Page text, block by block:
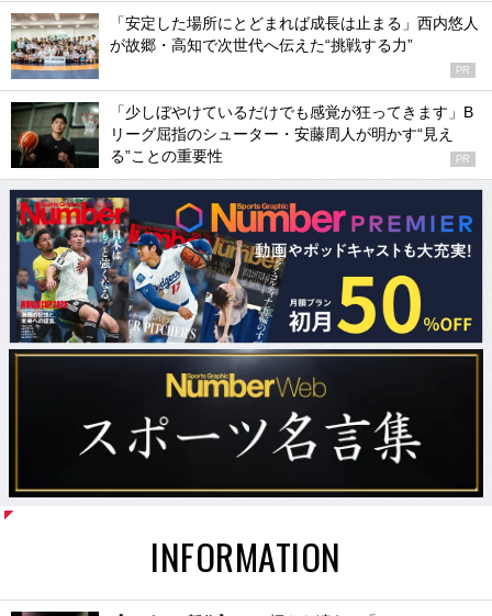
「安定した場所にとどまれば成長は止まる」西内悠人
が故郷・高知で次世代へ伝えた“挑戦する力”
PR
「少しぼやけているだけでも感覚が狂ってきます」B
リーグ屈指のシューター・安藤周人が明かす“見え
る”ことの重要性
PR
INFORMATION